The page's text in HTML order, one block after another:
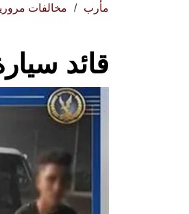
مأرب مخالفات
قائد